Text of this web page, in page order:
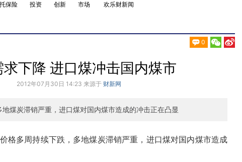
保险 投资 创新 市场 欢乐财新闻
0
求下降 进口煤冲击国内煤市
2012年07月30日 14:23 来源于 财新网
煤炭滞销严重，进口煤对国内煤市造成的冲击正在凸显
多周持续下跌，多地煤炭滞销严重，进口煤对国内煤市造成